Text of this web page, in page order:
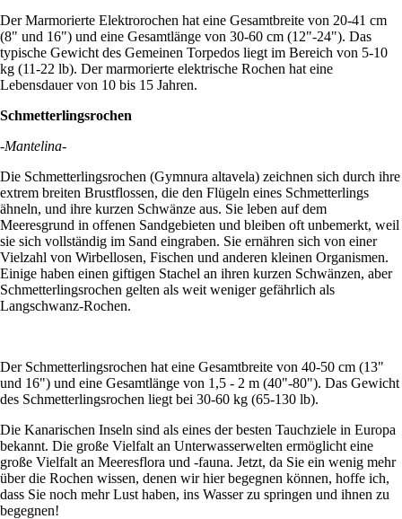
Der Marmorierte Elektrorochen hat eine Gesamtbreite von 20-41 cm
(8" und 16") und eine Gesamtlänge von 30-60 cm (12"-24"). Das
typische Gewicht des Gemeinen Torpedos liegt im Bereich von 5-10
kg (11-22 lb). Der marmorierte elektrische Rochen hat eine
Lebensdauer von 10 bis 15 Jahren.
Schmetterlingsrochen
-Mantelina-
Die Schmetterlingsrochen (Gymnura altavela) zeichnen sich durch ihre
extrem breiten Brustflossen, die den Flügeln eines Schmetterlings
ähneln, und ihre kurzen Schwänze aus. Sie leben auf dem
Meeresgrund in offenen Sandgebieten und bleiben oft unbemerkt, weil
sie sich vollständig im Sand eingraben. Sie ernähren sich von einer
Vielzahl von Wirbellosen, Fischen und anderen kleinen Organismen.
Einige haben einen giftigen Stachel an ihren kurzen Schwänzen, aber
Schmetterlingsrochen gelten als weit weniger gefährlich als
Langschwanz-Rochen.
Der Schmetterlingsrochen hat eine Gesamtbreite von 40-50 cm (13"
und 16") und eine Gesamtlänge von 1,5 - 2 m (40"-80"). Das Gewicht
des Schmetterlingsrochen liegt bei 30-60 kg (65-130 lb).
Die Kanarischen Inseln sind als eines der besten Tauchziele in Europa
bekannt. Die große Vielfalt an Unterwasserwelten ermöglicht eine
große Vielfalt an Meeresflora und -fauna. Jetzt, da Sie ein wenig mehr
über die Rochen wissen, denen wir hier begegnen können, hoffe ich,
dass Sie noch mehr Lust haben, ins Wasser zu springen und ihnen zu
begegnen!